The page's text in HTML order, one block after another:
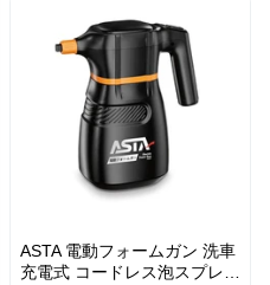
ASTA 電動フォームガン 洗車
充電式 コードレス泡スプレー